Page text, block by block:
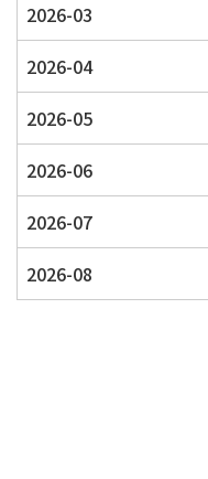
2026-03
2026-04
2026-05
2026-06
2026-07
2026-08